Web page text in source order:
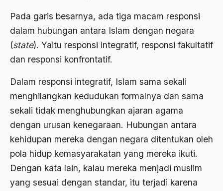
Pada garis besarnya, ada tiga macam responsi
dalam hubungan antara Islam dengan negara
(state). Yaitu responsi integratif, responsi fakultatif
dan responsi konfrontatif.
Dalam responsi integratif, Islam sama sekali
menghilangkan kedudukan formalnya dan sama
sekali tidak menghubungkan ajaran agama
dengan urusan kenegaraan. Hubungan antara
kehidupan mereka dengan negara ditentukan oleh
pola hidup kemasyarakatan yang mereka ikuti.
Dengan kata lain, kalau mereka menjadi muslim
yang sesuai dengan standar, itu terjadi karena
Al-Ghazali
Al-Ikhwanu Al-Muslimun
Al-Ikhwanul Muslimin
Al-Maududi
Al-qua'an dan Hadist
al-quran
Alexander Solzhenitsyin
Ali Khomeini
Ali Murtopo